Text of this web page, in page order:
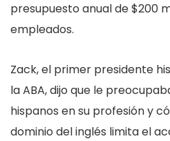
presupuesto anual de $200
empleados.
Zack, el primer presidente
la ABA, dijo que le
hispanos en su profesión y
dominio del inglés limita el